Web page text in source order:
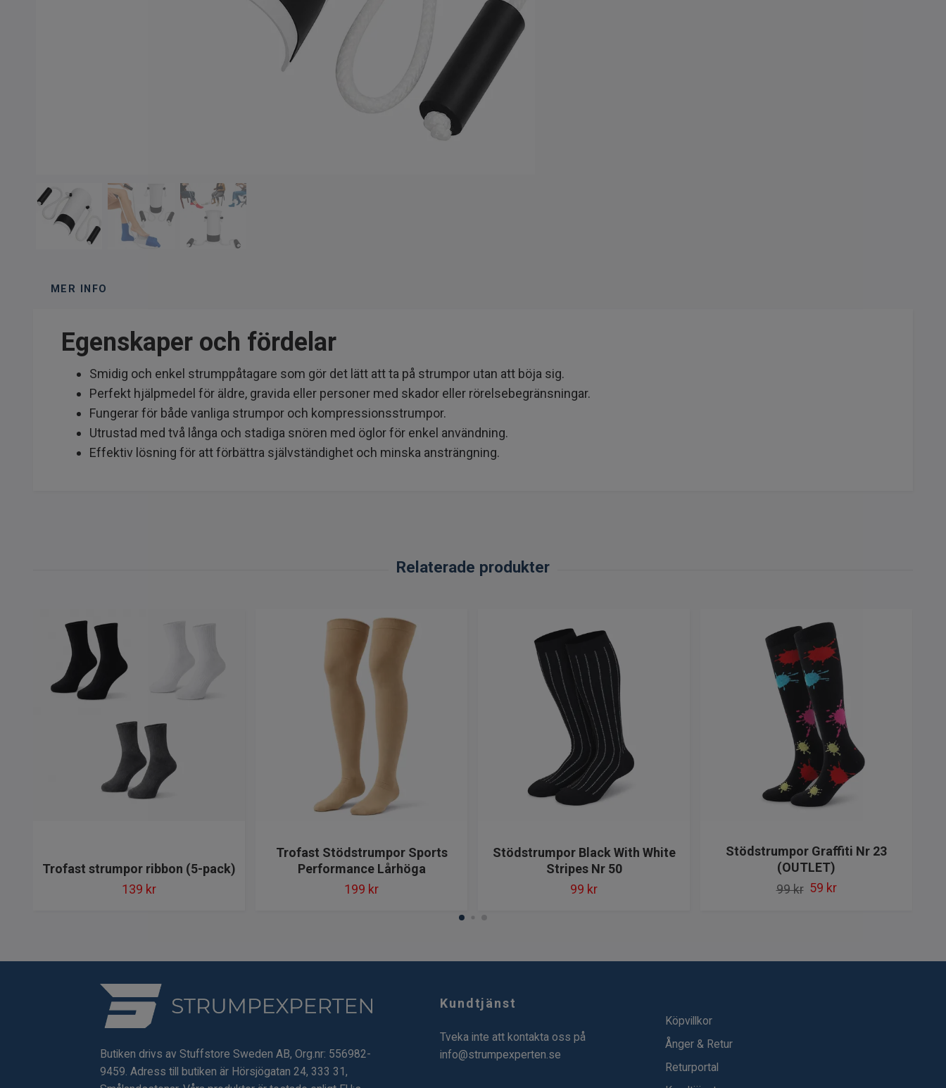
MER INFO
Egenskaper och fördelar
Smidig och enkel strumppåtagare som gör det lätt att ta på strumpor utan att böja sig.
Perfekt hjälpmedel för äldre, gravida eller personer med skador eller rörelsebegränsningar.
Fungerar för både vanliga strumpor och kompressionsstrumpor.
Utrustad med två långa och stadiga snören med öglor för enkel användning.
Effektiv lösning för att förbättra självständighet och minska ansträngning.
Trofast strumpor ribbon (5-pack)
139 kr
Trofast Stödstrumpor Sports
Performance Lårhöga
199 kr
Stödstrumpor Black With White
Stripes Nr 50
99 kr
Stödstrumpor Graffiti Nr 23
(OUTLET)
99 kr 59 kr
Butiken drivs av Stuffstore Sweden AB, Org.nr: 556982-
9459. Adress till butiken är Hörsjögatan 24, 333 31,
Kundtjänst
Tveka inte att kontakta oss på
info@strumpexperten.se
Köpvillkor
Ånger & Retur
Returportal